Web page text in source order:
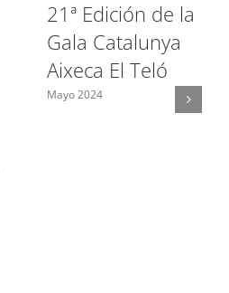
21ª Edición de la
Gala Catalunya
Aixeca El Teló
Mayo 2024